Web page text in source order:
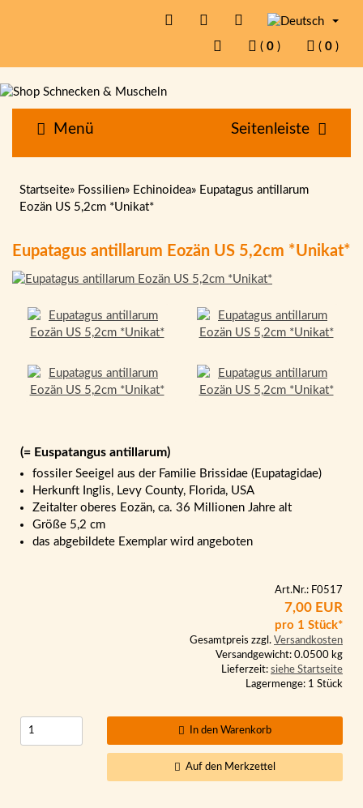
( 0 ) ( 0 )
Menü Seitenleiste
Startseite» Fossilien» Echinoidea» Eupatagus antillarum
Eozän US 5,2cm *Unikat*
Eupatagus antillarum Eozän US 5,2cm *Unikat*
(= Euspatangus antillarum)
fossiler Seeigel aus der Familie Brissidae (Eupatagidae)
Herkunft Inglis, Levy County, Florida, USA
Zeitalter oberes Eozän, ca. 36 Millionen Jahre alt
Größe 5,2 cm
das abgebildete Exemplar wird angeboten
Art.Nr.: F0517
7,00 EUR
pro 1 Stück*
Gesamtpreis zzgl. Versandkosten
Versandgewicht: 0.0500 kg
Lieferzeit: siehe Startseite
Lagermenge: 1 Stück
In den Warenkorb
Auf den Merkzettel